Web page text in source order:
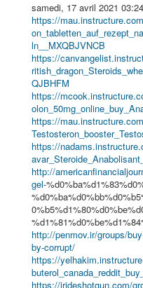
samedi, 17 avril 2021 03:24
https://
ln__MXQBJVNCB
https://
QJBHFM
https://
https://
https://
http://
gel-
http://penmov.ir/groups/
by-corrupt/
https://
https://irideshotgun.com/